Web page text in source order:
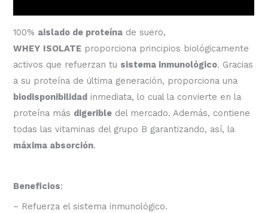
100% aislado de proteína de suero,
WHEY ISOLATE proporciona principios biológicamente
activos que refuerzan tu sistema inmunológico. Gracias
a su proteína de última generación, proporciona una
biodisponibilidad inmediata, lo cual la convierte en la
proteína más digerible del mercado. Además, contiene
todas las vitaminas del grupo B garantizando, así, la
máxima absorción.
Beneficios:
– Refuerza el sistema inmunológico.